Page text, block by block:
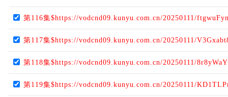
第116集$https://vodcnd09.kunyu.com.cn/20250111/
第117集$https://vodcnd09.kunyu.com.cn/20250111/
第118集$https://vodcnd09.kunyu.com.cn/20250111/
第119集$https://vodcnd09.kunyu.com.cn/20250111/